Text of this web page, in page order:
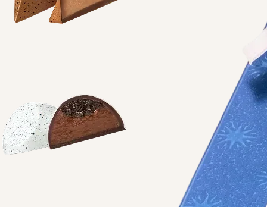
Натуральні
інгредієнти
Ніжна
текстура
ОБИРАЙ, ЗАМОВЛЯЙ, СМАКУЙ